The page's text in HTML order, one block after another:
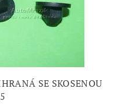
SE SKOSENOU